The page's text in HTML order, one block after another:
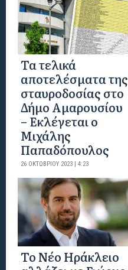
Τα τελικά
αποτελέσματα της
σταυροδοσίας στο
Δήμο Αμαρουσίου
– Εκλέγεται ο
Μιχάλης
Παπαδόπουλος
26 ΟΚΤΩΒΡΊΟΥ 2023 | 4:23
Το Νέο Ηράκλειο